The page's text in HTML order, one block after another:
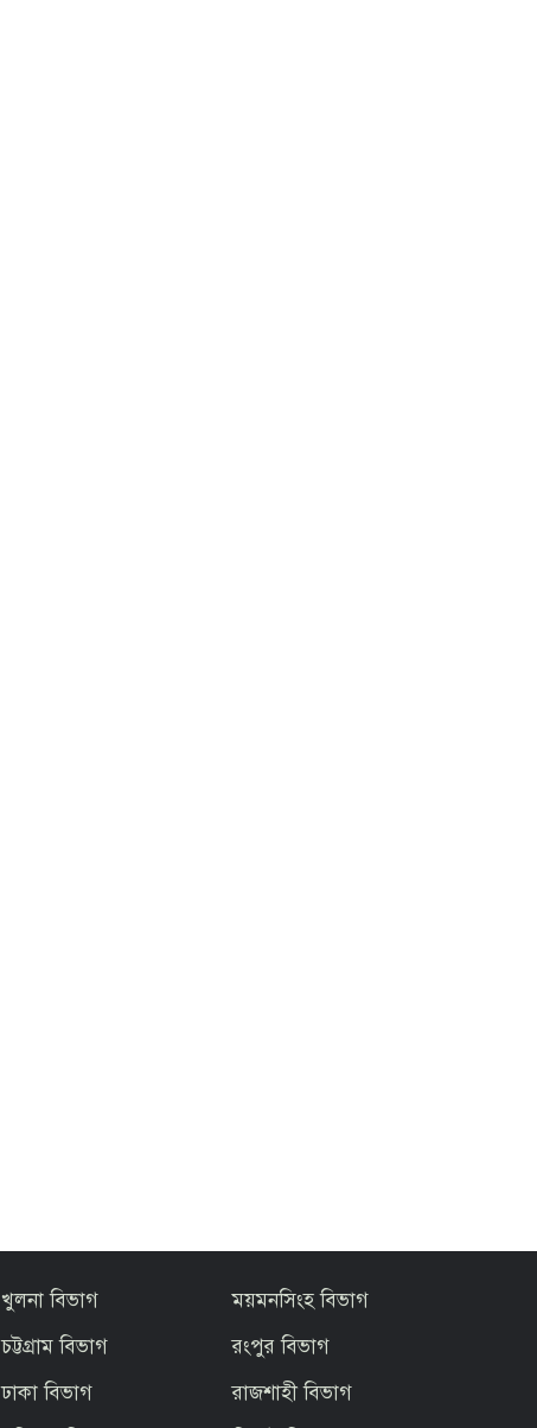
খুলনা বিভাগ
চট্টগ্রাম বিভাগ
ঢাকা বিভাগ
ময়মনসিংহ বিভাগ
রংপুর বিভাগ
রাজশাহী বিভাগ